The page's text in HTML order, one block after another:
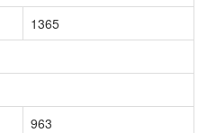
1365
963